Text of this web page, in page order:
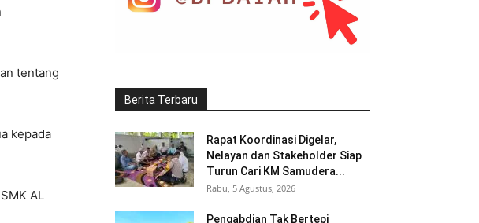
tentang
kepada
AL
Berita Terbaru
Rapat Koordinasi Digelar,
Nelayan dan Stakeholder Siap
Turun Cari KM Samudera...
Rabu, 5 Agustus, 2026
Pengabdian Tak Bertepi